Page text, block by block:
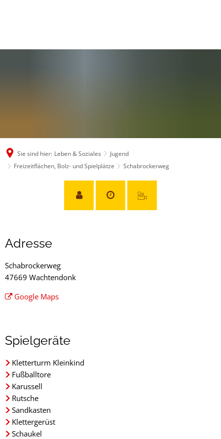
Sie sind hier: Leben & Soziales
Jugend
Freizeitflächen, Bolz- und Spielplätze
Schabrockerweg
Schabrockerweg
Adresse
Schabrockerweg
47669 Wachtendonk
Google Maps
Spielgeräte
Kletterturm Kleinkind
Fußballtore
Karussell
Rutsche
Sandkasten
Klettergerüst
Schaukel